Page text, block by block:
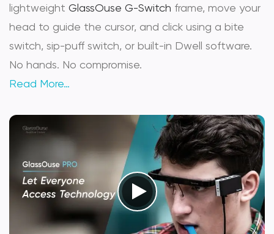
lightweight GlassOuse G-Switch frame, move your
head to guide the cursor, and click using a bite
switch, sip-puff switch, or built-in Dwell software.
No hands. No compromise.
Read More…